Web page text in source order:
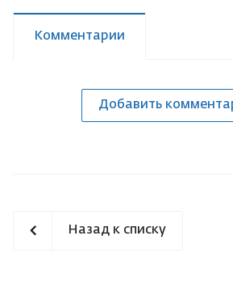
Комментарии
Добавить
Назад к списку